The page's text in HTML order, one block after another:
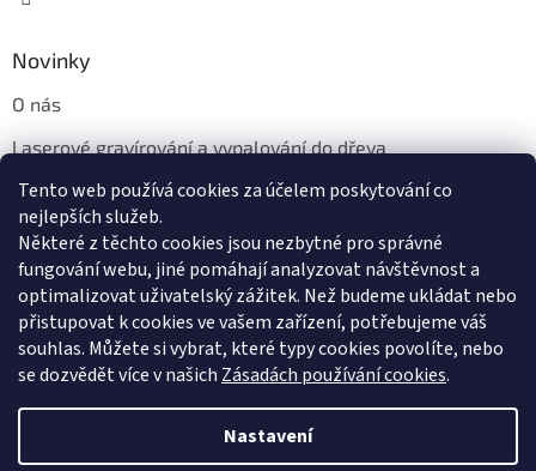
Tento web používá cookies za účelem poskytování co
nejlepších služeb.
Některé z těchto cookies jsou nezbytné pro správné
fungování webu, jiné pomáhají analyzovat návštěvnost a
optimalizovat uživatelský zážitek. Než budeme ukládat nebo
přistupovat k cookies ve vašem zařízení, potřebujeme váš
souhlas. Můžete si vybrat, které typy cookies povolíte, nebo
se dozvědět více v našich Zásadách používání cookies.
Nastavení
Novinky
O nás
Laserové gravírování a vypalování do dřeva
Proč jíst z přírodních dřevěných talířů: Ekologická a Stylová
Volba